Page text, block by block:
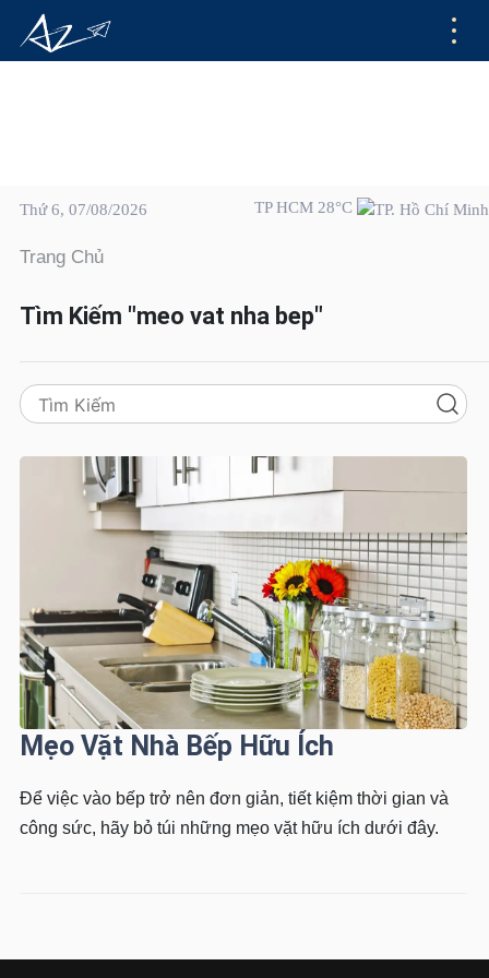
Thứ 6, 07/08/2026 TP HCM 28°C
Trang Chủ
Tìm Kiếm "meo vat nha bep"
Mẹo Vặt Nhà Bếp Hữu Ích
Để việc vào bếp trở nên đơn giản, tiết kiệm thời gian và
công sức, hãy bỏ túi những mẹo vặt hữu ích dưới đây.